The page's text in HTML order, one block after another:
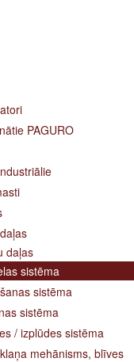
PAGURO
daļas
sistēma
sistēma
sistēma
/ izplūdes sistēma
mehānisms, blīves